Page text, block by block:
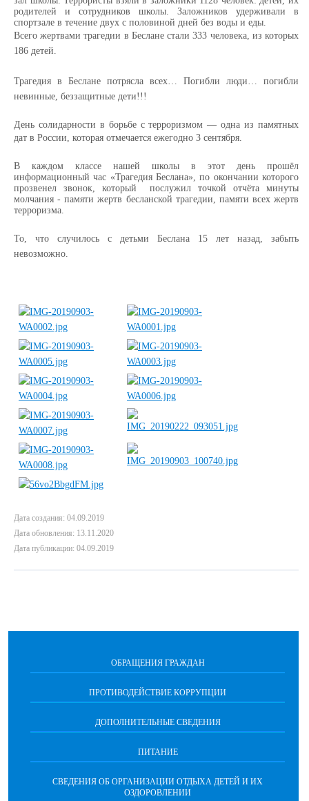
родителей и сотрудников школы. Заложников удерживали в
спортзале в течение двух с половиной дней без воды и еды.
Всего жертвами трагедии в Беслане стали 333 человека, из которых
186 детей.
Трагедия в Беслане потрясла всех… Погибли люди… погибли
невинные, беззащитные дети!!!
День солидарности в борьбе с терроризмом — одна из памятных
дат в России, которая отмечается ежегодно 3 сентября.
В каждом классе нашей школы в этот день прошёл
информационный час «Трагедия Беслана», по окончании которого
прозвенел звонок, который послужил точкой отчёта минуты
молчания - памяти жертв бесланской трагедии, памяти всех жертв
терроризма.
То, что случилось с детьми Беслана 15 лет назад, забыть
невозможно.
Дата создания: 04.09.2019
Дата обновления: 13.11.2020
Дата публикации: 04.09.2019
ОБРАЩЕНИЯ ГРАЖДАН
ПРОТИВОДЕЙСТВИЕ КОРРУПЦИИ
ДОПОЛНИТЕЛЬНЫЕ СВЕДЕНИЯ
ПИТАНИЕ
СВЕДЕНИЯ ОБ ОРГАНИЗАЦИИ ОТДЫХА ДЕТЕЙ И ИХ
ОЗДОРОВЛЕНИИ